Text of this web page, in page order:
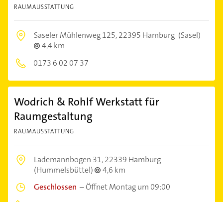
RAUMAUSSTATTUNG
Saseler Mühlenweg 125,22395 Hamburg (Sasel)
4,4 km
0173 6 02 07 37
Wodrich & Rohlf Werkstatt für
Raumgestaltung
RAUMAUSSTATTUNG
Lademannbogen 31,22339 Hamburg
(Hummelsbüttel)
4,6 km
Geschlossen –Öffnet Montag um 09:00